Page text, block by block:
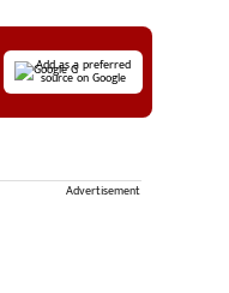
Add as a preferred
source on Google
Advertisement